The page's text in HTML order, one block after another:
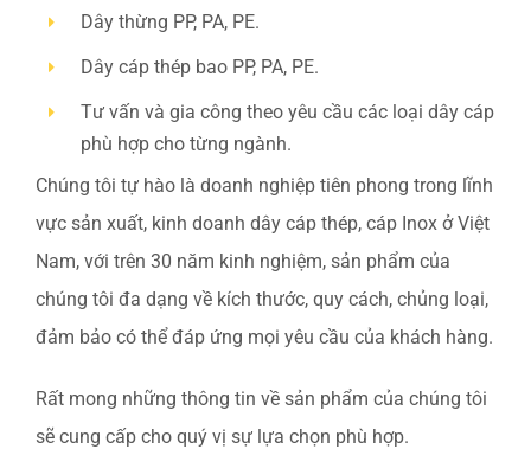
CATALOGUE
Dây thừng PP, PA, PE.
Dây cáp thép bao PP, PA, PE.
Tư vấn và gia công theo yêu cầu các loại dây cáp
phù hợp cho từng ngành.
Chúng tôi tự hào là doanh nghiệp tiên phong trong lĩnh
vực sản xuất, kinh doanh dây cáp thép, cáp Inox ở Việt
Nam, với trên 30 năm kinh nghiệm, sản phẩm của
chúng tôi đa dạng về kích thước, quy cách, chủng loại,
đảm bảo có thể đáp ứng mọi yêu cầu của khách hàng.
Rất mong những thông tin về sản phẩm của chúng tôi
sẽ cung cấp cho quý vị sự lựa chọn phù hợp.